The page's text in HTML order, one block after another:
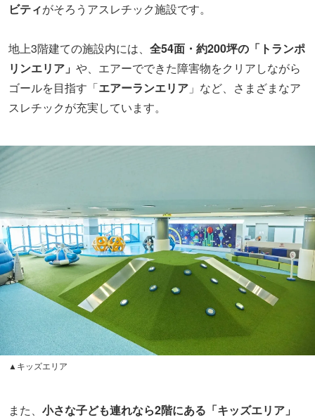
ビティがそろうアスレチック施設です。
地上3階建ての施設内には、 全54面・約200坪の「トランポ
リンエリア」 や、エアーでできた障害物をクリアしながら
ゴールを目指す「エアーランエリア 」など、さまざまなア
スレチックが充実しています。
▲キッズエリア
また、 小さな子ども連れなら2階にある「キッズエリア」